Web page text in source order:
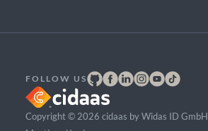
FOLLOW US
Copyright © 2026 cidaas by Widas ID GmbH